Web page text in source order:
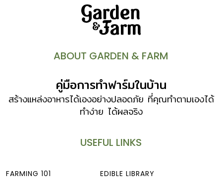
ABOUT GARDEN & FARM
คู่มือการทำฟาร์มในบ้าน
สร้างแหล่งอาหารได้เองอย่างปลอดภัย ที่คุณทำตามเองได้
ทำง่าย ได้ผลจริง
USEFUL LINKS
FARMING 101
EDIBLE LIBRARY